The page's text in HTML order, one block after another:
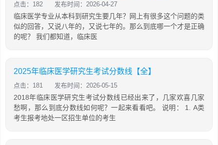
点击：182 发布时间：2026-04-27
临床医学专业从本科到研究生要几年？网上有很多这个问题的类
似的回答，又说八年的，又说七年的。那么到底哪一个才是正确
的呢？ 我们都知道，临床医
2025年临床医学研究生考试分数线【全】
点击：181 发布时间：2026-05-15
2018年临床医学研究生考试分数线已经出来了，几家欢喜几家
愁啊，那么到底分数线如何呢？一起来看看吧。 说明： 1. A类
考生报考地处一区招生单位的考生